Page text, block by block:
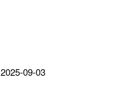
2025-09-03